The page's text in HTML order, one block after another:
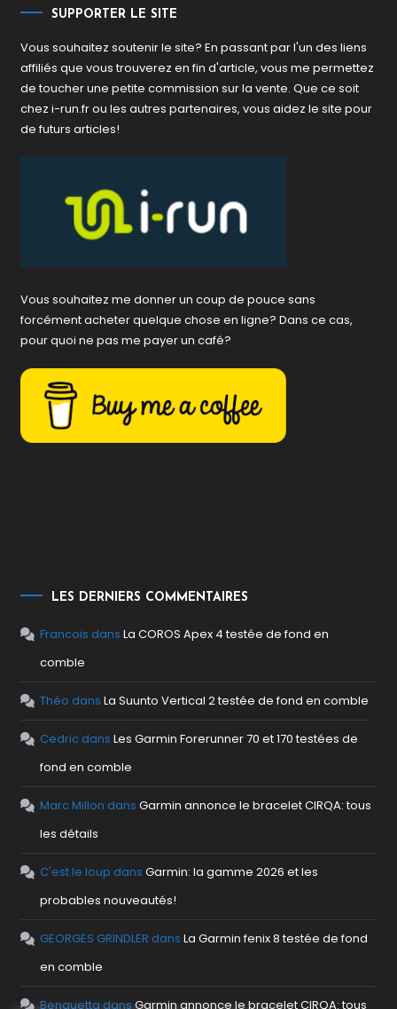
SUPPORTER LE SITE
Vous souhaitez soutenir le site? En passant par l'un des liens
affiliés que vous trouverez en fin d'article, vous me permettez
de toucher une petite commission sur la vente. Que ce soit
chez i-run.fr ou les autres partenaires, vous aidez le site pour
de futurs articles!
Vous souhaitez me donner un coup de pouce sans
forcément acheter quelque chose en ligne? Dans ce cas,
pour quoi ne pas me payer un café?
LES DERNIERS COMMENTAIRES
Francois dansLa COROS Apex 4 testée de fond en
comble
Théo dansLa Suunto Vertical 2 testée de fond en comble
CedricdansLes Garmin Forerunner 70 et 170 testées de
fond en comble
Marc Millon dansGarmin annonce le bracelet CIRQA: tous
les détails
C'est le loup dansGarmin: la gamme 2026 et les
probables nouveautés!
GEORGES GRINDLER dansLa Garmin fenix 8 testée de fond
en comble
Benguetta dansGarmin annonce le bracelet CIRQA: tous